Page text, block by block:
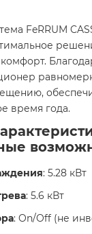
FeRRUM
время года.
: 5.28 кВт
: 5.6 кВт
: On/Off (не